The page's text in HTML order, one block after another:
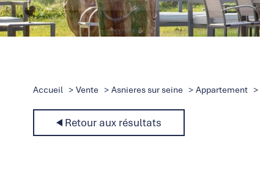
Accueil Vente Asnieres sur seine Appartement
Retour aux résultats